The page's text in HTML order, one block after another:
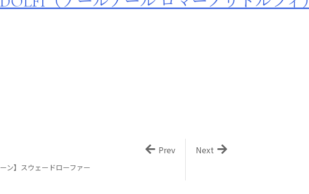
Next
ン】スウェードローファー
Prev